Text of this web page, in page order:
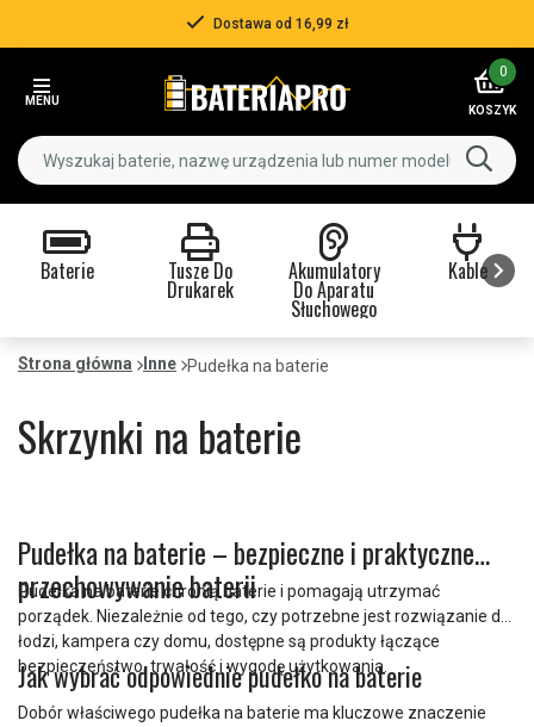
Dostawa od 16,99 zł
MENU
0
KOSZYK
Baterie Tusze Do
Drukarek
Akumulatory
Do Aparatu
Słuchowego
Kable
Strona główna Inne Pudełka na baterie
Skrzynki na baterie
Pudełka na baterie – bezpieczne i praktyczne
przechowywanie baterii
Pudełka na baterie chronią baterie i pomagają utrzymać
porządek. Niezależnie od tego, czy potrzebne jest rozwiązanie do
łodzi, kampera czy domu, dostępne są produkty łączące
bezpieczeństwo, trwałość i wygodę użytkowania.
Jak wybrać odpowiednie pudełko na baterie
Dobór właściwego pudełka na baterie ma kluczowe znaczenie